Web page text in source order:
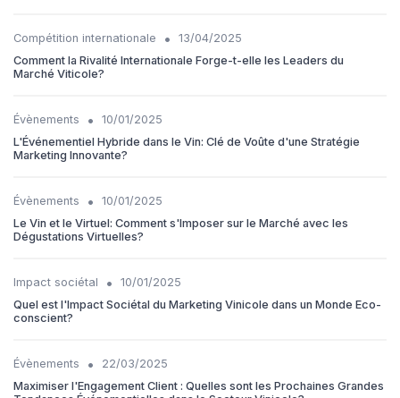
Compétition internationale •
13/04/2025
Comment la Rivalité Internationale Forge-t-elle les Leaders du
Marché Viticole?
Évènements •
10/01/2025
L'Événementiel Hybride dans le Vin: Clé de Voûte d'une Stratégie
Marketing Innovante?
Évènements •
10/01/2025
Le Vin et le Virtuel: Comment s'Imposer sur le Marché avec les
Dégustations Virtuelles?
Impact sociétal •
10/01/2025
Quel est l'Impact Sociétal du Marketing Vinicole dans un Monde Eco-
conscient?
Évènements •
22/03/2025
Maximiser l'Engagement Client : Quelles sont les Prochaines Grandes